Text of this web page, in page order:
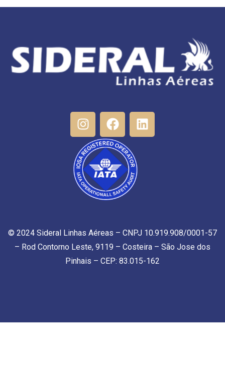
© 2024 Sideral Linhas Aéreas – CNPJ 10.919.908/0001-57
– Rod Contorno Leste, 9119 – Costeira – São Jose dos
Pinhais – CEP: 83.015-162